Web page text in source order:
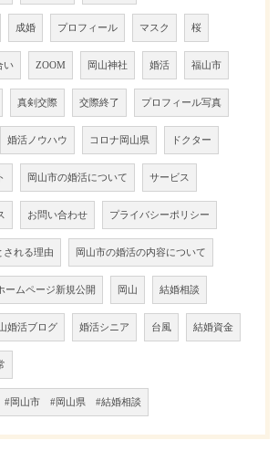
成婚 プロフィール マスク 桜
い ZOOM 岡山神社 婚活 福山市
真剣交際 交際終了 プロフィール写真
婚活ノウハウ コロナ岡山県 ドクター
岡山市の婚活について サービス
お問い合わせ プライバシーポリシー
される理由 岡山市の婚活の内容について
ームページ新規公開 岡山 結婚相談
婚活ブログ 婚活シニア 台風 結婚資金
岡山市 #岡山県 #結婚相談